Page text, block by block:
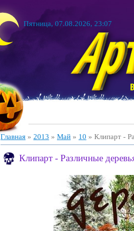
Пятница, 07.08.2026, 23:07
Главная » 2013 » Май » 10 » Клипарт -
Клипарт - Различные